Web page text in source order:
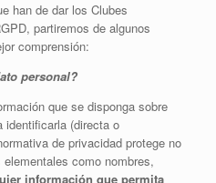
han de dar los Clubes
partiremos de algunos
comprensión:
personal?
que se disponga sobre
identificarla (directa o
de privacidad protege no
como nombres,
información que permita